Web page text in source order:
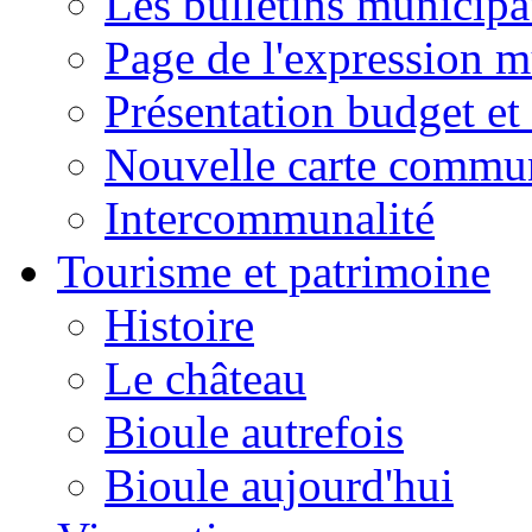
Page de l'expression
Présentation budget
Nouvelle carte
Intercommunalité
Tourisme et patrimoine
Histoire
Le château
Bioule autrefois
Bioule aujourd'hui